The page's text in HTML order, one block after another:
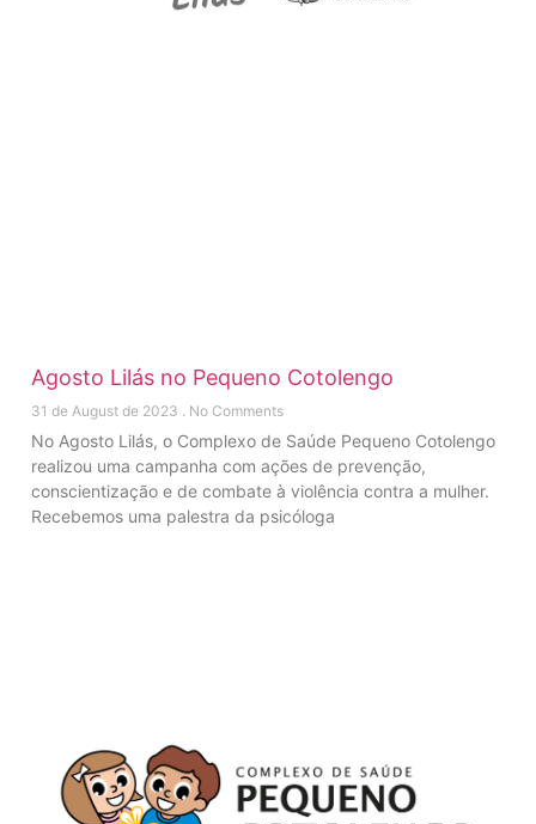
Agosto Lilás no Pequeno Cotolengo
31 de August de 2023 No Comments
No Agosto Lilás, o Complexo de Saúde Pequeno Cotolengo
realizou uma campanha com ações de prevenção,
conscientização e de combate à violência contra a mulher.
Recebemos uma palestra da psicóloga